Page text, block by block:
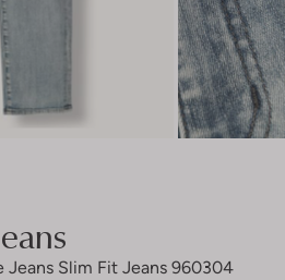
Jeans Slim Fit Jeans 960304